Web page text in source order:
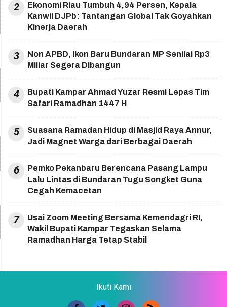
2
Ekonomi Riau Tumbuh 4,94 Persen, Kepala
Kanwil DJPb: Tantangan Global Tak Goyahkan
Kinerja Daerah
3
Non APBD, Ikon Baru Bundaran MP Senilai Rp3
Miliar Segera Dibangun
4
Bupati Kampar Ahmad Yuzar Resmi Lepas Tim
Safari Ramadhan 1447 H
5
Suasana Ramadan Hidup di Masjid Raya Annur,
Jadi Magnet Warga dari Berbagai Daerah
6
Pemko Pekanbaru Berencana Pasang Lampu
Lalu Lintas di Bundaran Tugu Songket Guna
Cegah Kemacetan
7
Usai Zoom Meeting Bersama Kemendagri RI,
Wakil Bupati Kampar Tegaskan Selama
Ramadhan Harga Tetap Stabil
Ikuti Kami